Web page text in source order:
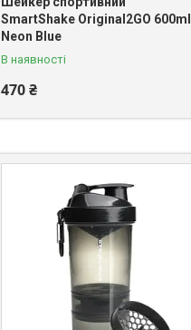
SmartShake Original2GO 600ml
Neon Blue
В наявності
470 ₴